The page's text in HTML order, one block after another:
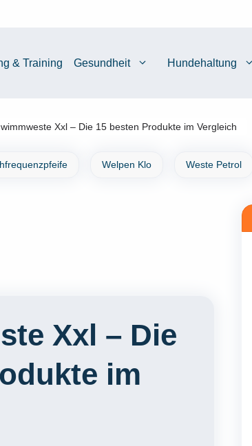
& Training Gesundheit Hundehaltung
Xxl – Die 15 besten Produkte im Vergleich
Welpen Klo Weste Petrol
Xxl – Die
im